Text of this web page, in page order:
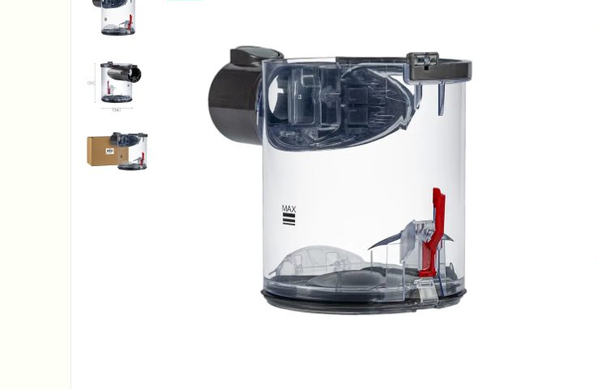
Cuptoare cu microunde
Accesorii si Piese Electrocasnice
Accesorii Piese Hote
Accesorii Piese Frigidere
Congelatoare